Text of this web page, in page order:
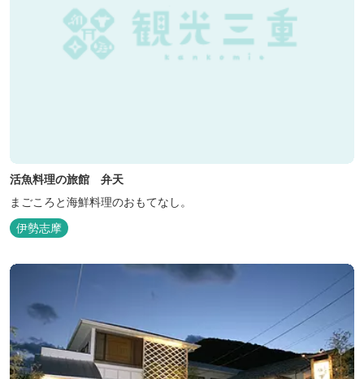
活魚料理の旅館 弁天
まごころと海鮮料理のおもてなし。
伊勢志摩